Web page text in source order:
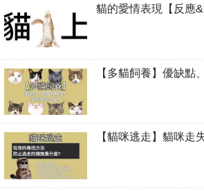
貓的愛情表現【反應
【多貓飼養】優缺點
【貓咪逃走】貓咪走